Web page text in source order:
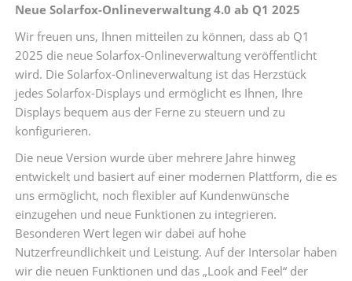
Neue Solarfox-Onlineverwaltung 4.0 ab Q1 2025
Wir freuen uns, Ihnen mitteilen zu können, dass ab Q1
2025 die neue Solarfox-Onlineverwaltung veröffentlicht
wird. Die Solarfox-Onlineverwaltung ist das Herzstück
jedes Solarfox-Displays und ermöglicht es Ihnen, Ihre
Displays bequem aus der Ferne zu steuern und zu
konfigurieren.
Die neue Version wurde über mehrere Jahre hinweg
entwickelt und basiert auf einer modernen Plattform, die es
uns ermöglicht, noch flexibler auf Kundenwünsche
einzugehen und neue Funktionen zu integrieren.
Besonderen Wert legen wir dabei auf hohe
Nutzerfreundlichkeit und Leistung. Auf der Intersolar haben
wir die neuen Funktionen und das „Look and Feel“ der